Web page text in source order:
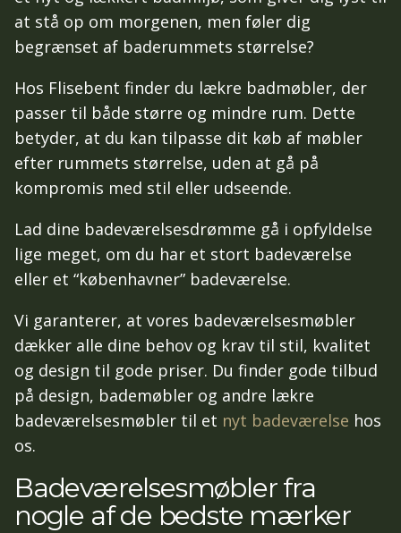
at stå op om morgenen, men føler dig
begrænset af baderummets størrelse?
Hos Flisebent finder du lækre badmøbler, der
passer til både større og mindre rum. Dette
betyder, at du kan tilpasse dit køb af møbler
efter rummets størrelse, uden at gå på
kompromis med stil eller udseende.
Lad dine badeværelsesdrømme gå i opfyldelse
lige meget, om du har et stort badeværelse
eller et “københavner” badeværelse.
Vi garanterer, at vores badeværelsesmøbler
dækker alle dine behov og krav til stil, kvalitet
og design til gode priser. Du finder gode tilbud
på design, bademøbler og andre lækre
badeværelsesmøbler til et nyt badeværelse hos
os.
Badeværelsesmøbler fra
nogle af de bedste mærker